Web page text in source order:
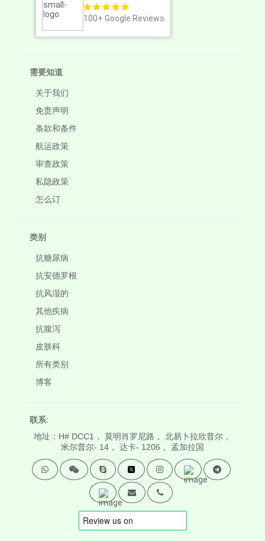
100+ Google Reviews
需要知道
关于我们
免责声明
条款和条件
航运政策
审查政策
私隐政策
怎么订
类别
抗糖尿病
抗安德罗根
抗风湿的
其他疾病
抗腹泻
皮肤科
所有类别
博客
联系:
地址：H# DCC1， 莫明肖罗尼路， 北易卜拉欣普尔，
米尔普尔- 14， 达卡- 1206， 孟加拉国